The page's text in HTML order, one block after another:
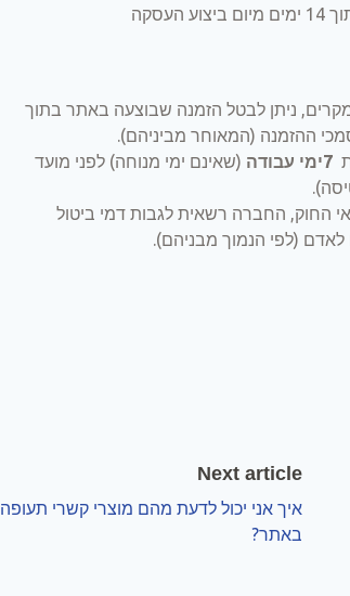
ניתן לבטל הזמנה שבוצעה באתר בתוך
ההזמנה (המאוחר מביניהם).
7ימי עבודה (שאינם ימי מנוחה) לפני מועד
.
החוק, החברה רשאית לגבות דמי ביטול
.
Next article
איך אני יכול לדעת מהם מוצרי קשרי תעופה
באתר?